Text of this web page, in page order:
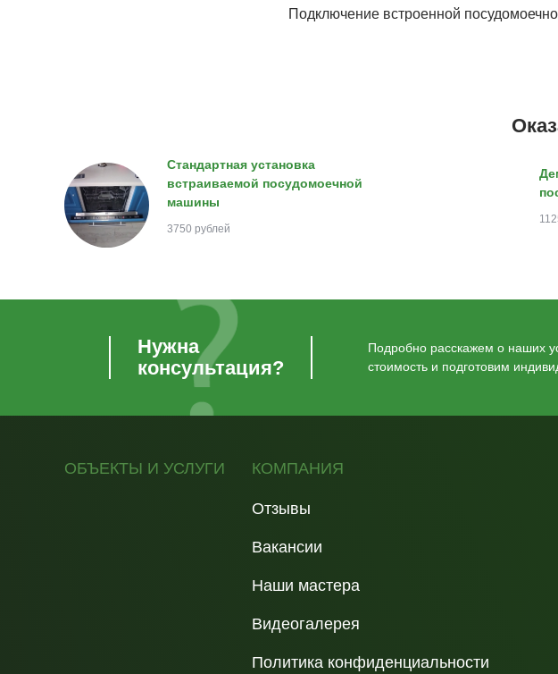
Подключение встроенной
Стандартная установка
встраиваемой посудомоечной
машины
3750 рублей
Нужна
консультация?
Подробно расскажем о наших
стоимость и подготовим
ОБЪЕКТЫ И УСЛУГИ КОМПАНИЯ
Отзывы
Вакансии
Наши мастера
Видеогалерея
Политика конфиденциальности